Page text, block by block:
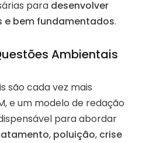
para desenvolver
bem fundamentados.
Ambientais
são cada vez mais
e um modelo de redação
para abordar
, poluição, crise